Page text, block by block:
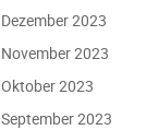
Dezember 2023
November 2023
Oktober 2023
September 2023